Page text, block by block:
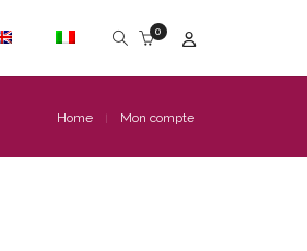
0
Home Mon compte